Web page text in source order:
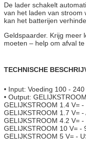
De lader schakelt
van het laden van stroom
kan het batterijen
Geldspaarder. Krijg meer
moeten – help om afval te
TECHNISCHE
• Input: Voeding 100 -
• Output:
GELIJKSTROOM 1.4 V= -
GELIJKSTROOM 1.7 V= -
GELIJKSTROOM 4.2 V= -
GELIJKSTROOM 10 V= -
GELIJKSTROOM 5 V= -